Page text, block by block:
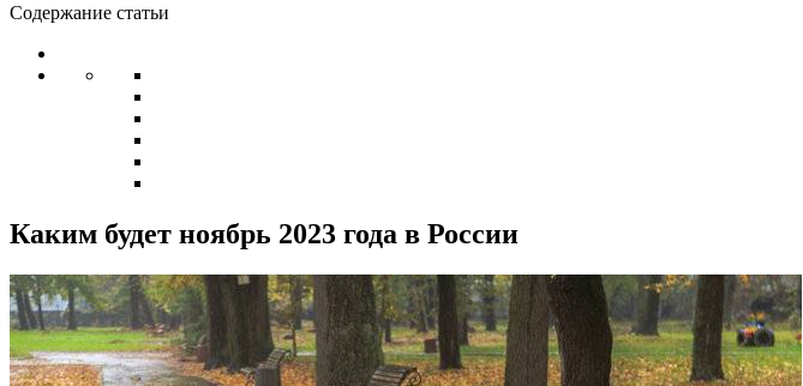
Содержание статьи
Каким будет ноябрь 2023 года в России